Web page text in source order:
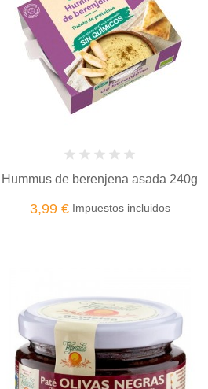
Hummus de berenjena asada 240g
3,99 €Impuestos incluidos